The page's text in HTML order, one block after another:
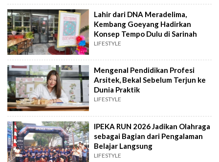
Lahir dari DNA Meradelima,
Kembang Goeyang Hadirkan
Konsep Tempo Dulu di Sarinah
LIFESTYLE
Mengenal Pendidikan Profesi
Arsitek, Bekal Sebelum Terjun ke
Dunia Praktik
LIFESTYLE
IPEKA RUN 2026 Jadikan Olahraga
sebagai Bagian dari Pengalaman
Belajar Langsung
LIFESTYLE